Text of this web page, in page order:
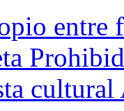
entre
cultural